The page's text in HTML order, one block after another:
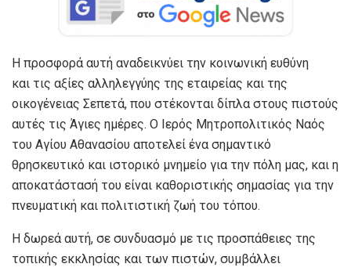
Η προσφορά αυτή αναδεικνύει την κοινωνική ευθύνη
και τις αξίες αλληλεγγύης της εταιρείας και της
οικογένειας Σεπετά, που στέκονται δίπλα στους πιστούς
αυτές τις Άγιες ημέρες. Ο Ιερός Μητροπολιτικός Ναός
του Αγίου Αθανασίου αποτελεί ένα σημαντικό
θρησκευτικό και ιστορικό μνημείο για την πόλη μας, και η
αποκατάστασή του είναι καθοριστικής σημασίας για την
πνευματική και πολιτιστική ζωή του τόπου.
Η δωρεά αυτή, σε συνδυασμό με τις προσπάθειες της
τοπικής εκκλησίας και των πιστών, συμβάλλει